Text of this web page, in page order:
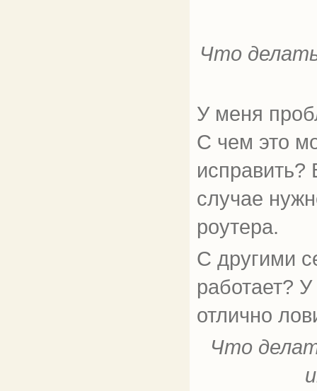
Что
У меня
С чем это
случае
роутера.
С другими
работает?
отлично
Что